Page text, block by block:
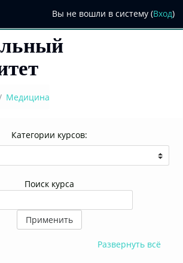
Вы не вошли в систему (Вход)
Медицина
Категории курсов:
Поиск курса
Применить
Развернуть всё